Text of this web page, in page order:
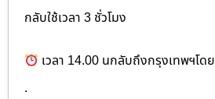
กลับใช้เวลา 3 ชั่วโมง
เวลา 14.00 นกลับถึงกรุงเทพฯโด
.